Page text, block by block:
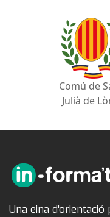
Comú de
Julià de
Una eina